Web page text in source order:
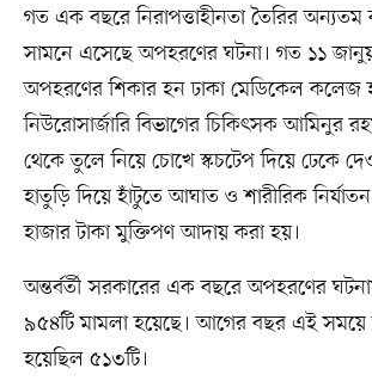
গত এক বছরে নিরাপত্তাহীনতা তৈরির অন্যতম
সামনে এসেছে অপহরণের ঘটনা। গত ১১
অপহরণের শিকার হন ঢাকা মেডিকেল কলেজ
নিউরোসার্জারি বিভাগের চিকিৎসক আমিনুর
থেকে তুলে নিয়ে চোখে স্কচটেপ দিয়ে ঢেকে
হাতুড়ি দিয়ে হাঁটুতে আঘাত ও শারীরিক
হাজার টাকা মুক্তিপণ আদায় করা হয়।
অন্তর্বর্তী সরকারের এক বছরে অপহরণের
৯৫৪টি মামলা হয়েছে। আগের বছর এই
হয়েছিল ৫১৩টি।